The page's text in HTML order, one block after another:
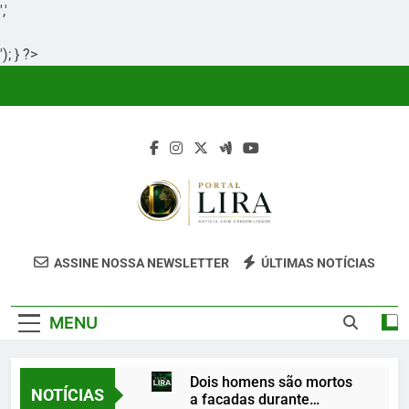
','
'); } ?>
Portal Lira
Portal Lira É Um Site Informativo
Clareza, Responsabilidade E Uma Boa
ASSINE NOSSA NEWSLETTER ÚLTIMAS NOTÍCIAS
MENU
NOTÍCIAS
Dois homens são mortos
a facadas durante